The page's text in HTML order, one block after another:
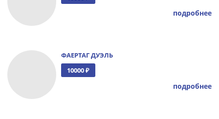
подробнее
ФАЕРТАГ ДУЭЛЬ
10000 ₽
подробнее